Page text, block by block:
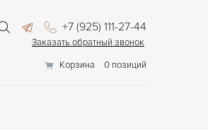
+7 (925) 111-27-44
Заказать обратный звонок
Корзина
0 позиций